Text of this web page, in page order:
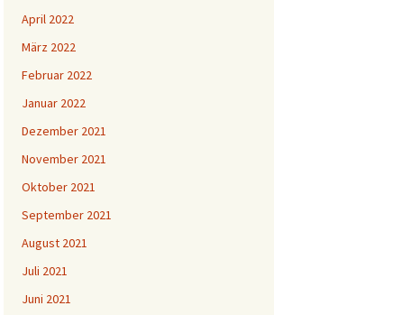
April 2022
März 2022
Februar 2022
Januar 2022
Dezember 2021
November 2021
Oktober 2021
September 2021
August 2021
Juli 2021
Juni 2021